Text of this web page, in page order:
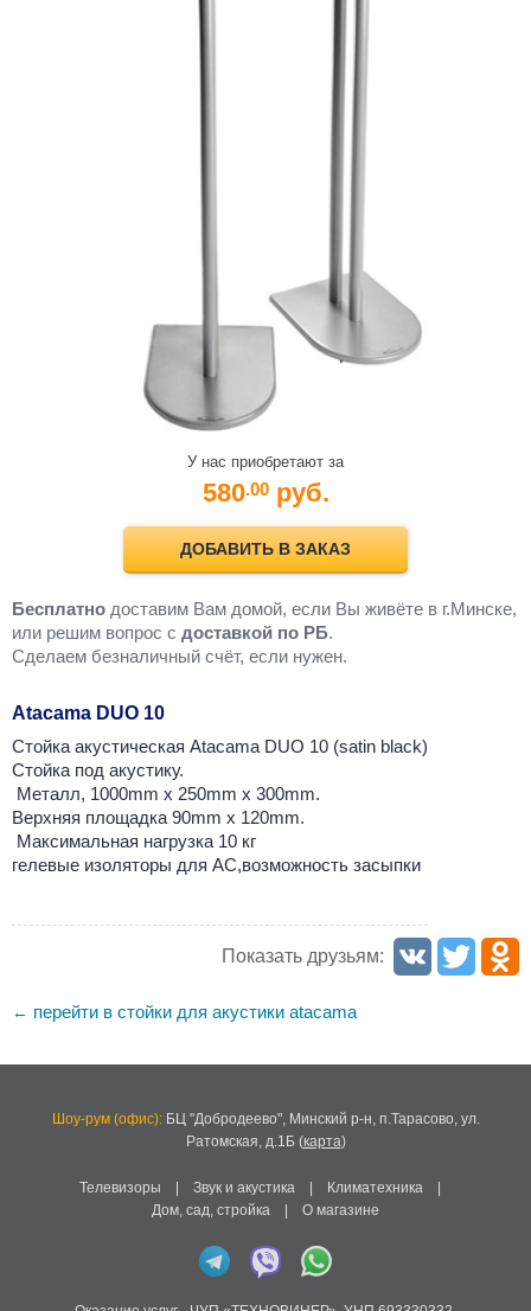
У нас приобретают за
580.00 руб.
ДОБАВИТЬ В ЗАКАЗ
Бесплатно доставим Вам домой, если Вы живёте в г.Минске,
или решим вопрос с доставкой по РБ.
Cделаем безналичный счёт, если нужен.
Atacama DUO 10
Стойка акустическая Atacama DUO 10 (satin black)
Стойка под акустику.
Металл, 1000mm x 250mm x 300mm.
Верхняя площадка 90mm x 120mm.
Максимальная нагрузка 10 кг
гелевые изоляторы для АС,возможность засыпки
Показать друзьям:
← перейти в стойки для акустики atacama
Шоу-рум (офис):БЦ "Добродеево", Минский р-н, п.Тарасово, ул.
Ратомская, д.1Б(карта)
Телевизоры Звук и акустика Климатехника
Дом, сад, стройка
О магазине